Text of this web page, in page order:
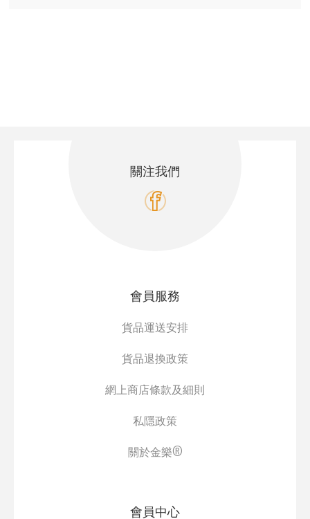
關注我們
會員服務
貨品運送安排
貨品退換政策
網上商店條款及細則
私隱政策
關於金樂®
會員中心